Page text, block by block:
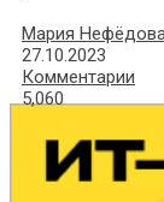
Мария Нефёдова
27.10.2023
Комментарии
5,060